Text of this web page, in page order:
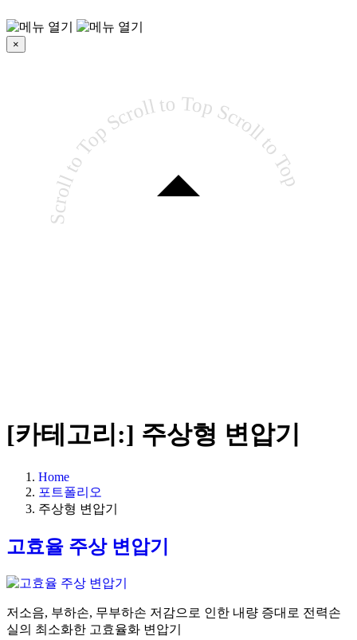
×
Scroll to Top Scroll to Top Scroll to Top
[카테고리:] 주상형 변압기
Home
포트폴리오
주상형 변압기
고효율 주상 변압기
저소음, 부하손, 무부하손 저감으로 인한 내량 증대로 전력손
실의 최소화한 고효율화 변압기